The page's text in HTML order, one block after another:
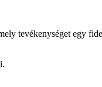
tevékenységet egy